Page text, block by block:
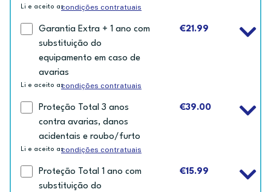
Li e aceito ascondições contratuais
Garantia Extra + 1 ano com
substituição do
equipamento em caso de
avarias
€21.99
Li e aceito ascondições contratuais
Proteção Total 3 anos
contra avarias, danos
acidentais e roubo/furto
€39.00
Li e aceito ascondições contratuais
Proteção Total 1 ano com
substituição do
€15.99